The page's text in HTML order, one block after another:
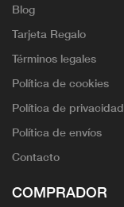
Blog
Tarjeta Regalo
Términos legales
Política de cookies
Política de privacidad
Política de envíos
Contacto
COMPRADOR